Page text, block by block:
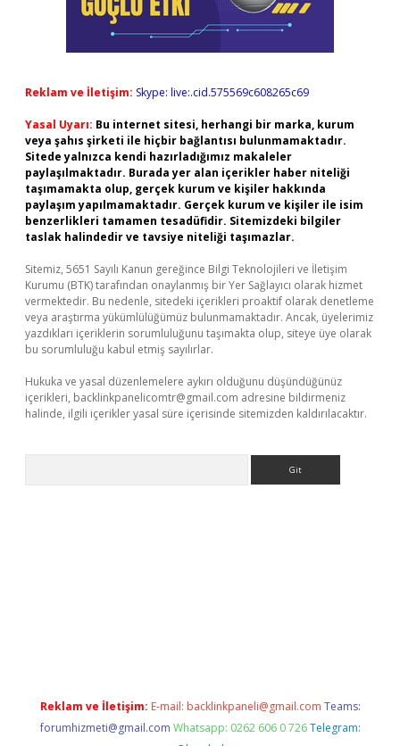
Reklam ve İletişim: Skype: live:.cid.575569c608265c69
Yasal Uyarı: Bu internet sitesi, herhangi bir marka, kurum
veya şahıs şirketi ile hiçbir bağlantısı bulunmamaktadır.
Sitede yalnızca kendi hazırladığımız makaleler
paylaşılmaktadır. Burada yer alan içerikler haber niteliği
taşımamakta olup, gerçek kurum ve kişiler hakkında
paylaşım yapılmamaktadır. Gerçek kurum ve kişiler ile isim
benzerlikleri tamamen tesadüfidir. Sitemizdeki bilgiler
taslak halindedir ve tavsiye niteliği taşımazlar.
Sitemiz, 5651 Sayılı Kanun gereğince Bilgi Teknolojileri ve İletişim
Kurumu (BTK) tarafından onaylanmış bir Yer Sağlayıcı olarak hizmet
vermektedir. Bu nedenle, sitedeki içerikleri proaktif olarak denetleme
veya araştırma yükümlülüğümüz bulunmamaktadır. Ancak, üyelerimiz
yazdıkları içeriklerin sorumluluğunu taşımakta olup, siteye üye olarak
bu sorumluluğu kabul etmiş sayılırlar.
Hukuka ve yasal düzenlemelere aykırı olduğunu düşündüğünüz
içerikleri, backlinkpanelicomtr@gmail.com adresine bildirmeniz
halinde, ilgili içerikler yasal süre içerisinde sitemizden kaldırılacaktır.
Reklam ve İletişim: E-mail: backlinkpaneli@gmail.com Teams:
forumhizmeti@gmail.com Whatsapp: 0262 606 0 726 Telegram: